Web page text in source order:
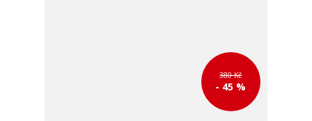
380 Kč
- 45 %